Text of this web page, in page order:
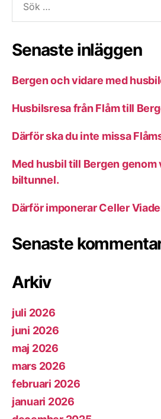
efter:
Senaste inläggen
Bergen och vidare med
Husbilsresa från Flåm till
Därför ska du inte missa
Med husbil till Bergen genom
biltunnel.
Därför imponerar Celler
Senaste
Arkiv
juli 2026
juni 2026
maj 2026
mars 2026
februari 2026
januari 2026